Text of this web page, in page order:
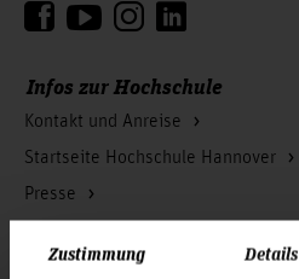
Zustimmung Details
Infos zur Hochschule
Kontakt und Anreise
Startseite Hochschule Hannover
Presse
Karriere